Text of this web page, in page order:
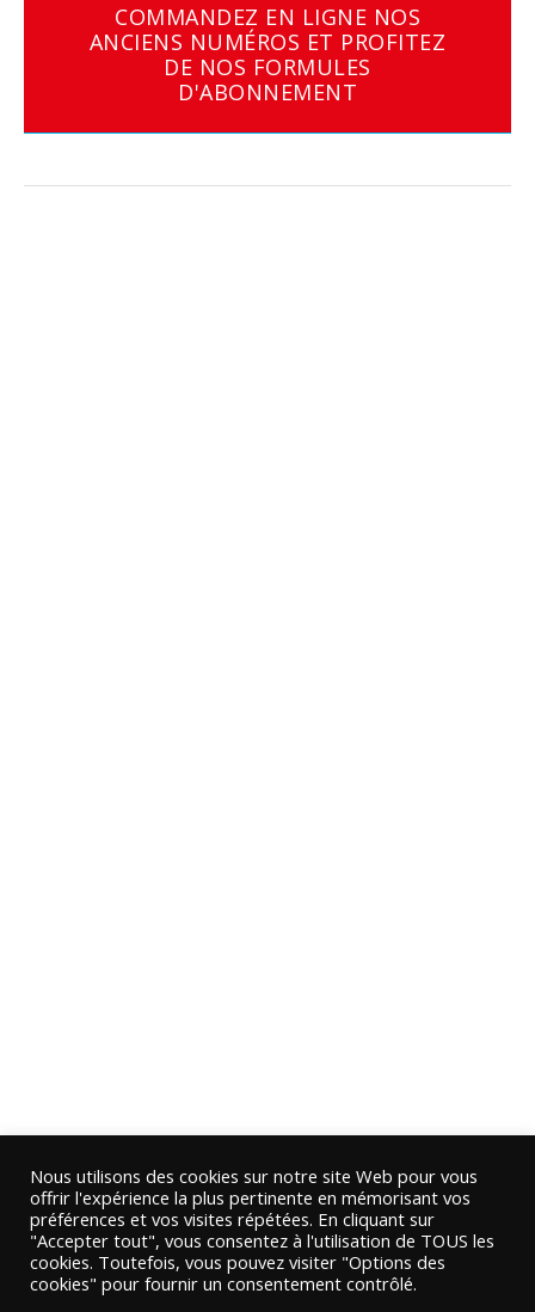
COMMANDEZ EN LIGNE NOS
ANCIENS NUMÉROS ET PROFITEZ
DE NOS FORMULES
D'ABONNEMENT
Nous utilisons des cookies sur notre site Web pour vous
offrir l'expérience la plus pertinente en mémorisant vos
préférences et vos visites répétées. En cliquant sur
"Accepter tout", vous consentez à l'utilisation de TOUS les
cookies. Toutefois, vous pouvez visiter "Options des
cookies" pour fournir un consentement contrôlé.